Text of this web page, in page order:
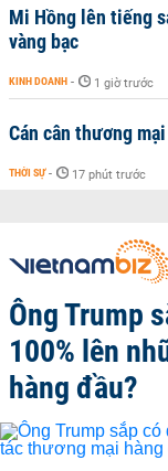
Mi Hồng lên tiếng
vàng bạc
KINH DOANH - 1 giờ trước
Cán cân thương
THỜI SỰ - 17 phút trước
Ông Trump
100% lên
hàng đầu?